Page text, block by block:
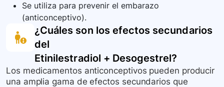
Se utiliza para prevenir el embarazo
(anticonceptivo).
¿Cuáles son los efectos secundarios
del
Etinilestradiol + Desogestrel?
Los medicamentos anticonceptivos pueden producir
una amplia gama de efectos secundarios que